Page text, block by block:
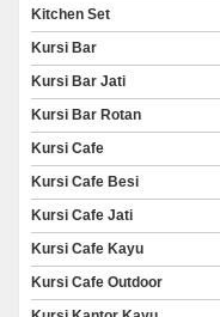
Kitchen Set
Kursi Bar
Kursi Bar Jati
Kursi Bar Rotan
Kursi Cafe
Kursi Cafe Besi
Kursi Cafe Jati
Kursi Cafe Kayu
Kursi Cafe Outdoor